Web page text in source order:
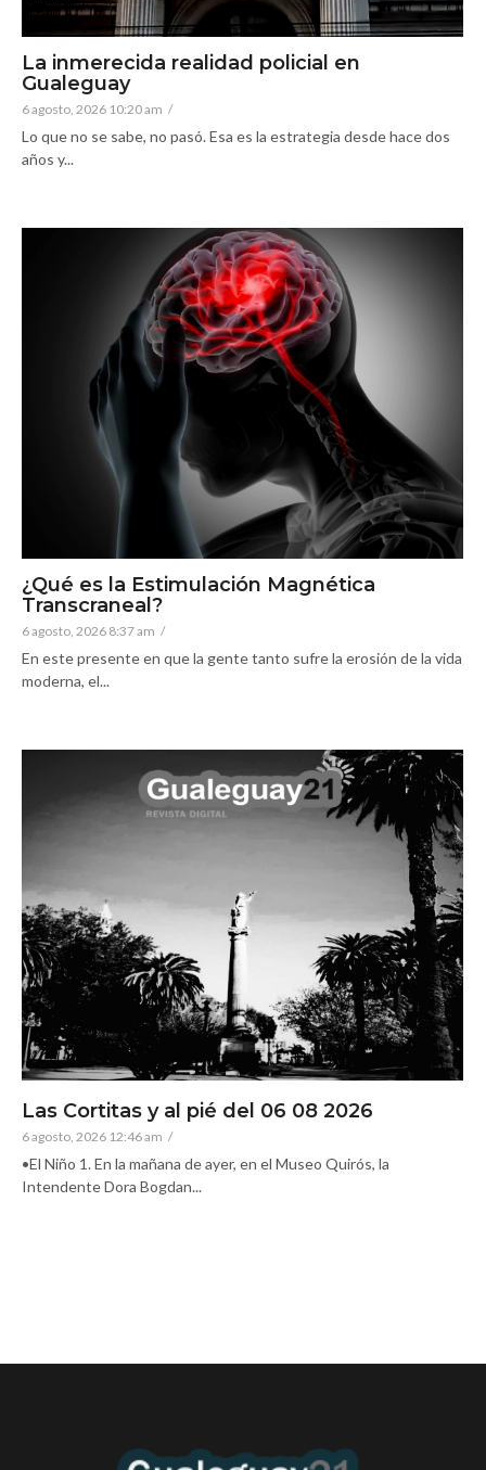
La inmerecida realidad policial en
Gualeguay
6 agosto, 2026 10:20 am /
Lo que no se sabe, no pasó. Esa es la estrategia desde hace dos
años y...
¿Qué es la Estimulación Magnética
Transcraneal?
6 agosto, 2026 8:37 am /
En este presente en que la gente tanto sufre la erosión de la vida
moderna, el...
Las Cortitas y al pié del 06 08 2026
6 agosto, 2026 12:46 am /
•El Niño 1. En la mañana de ayer, en el Museo Quirós, la
Intendente Dora Bogdan...